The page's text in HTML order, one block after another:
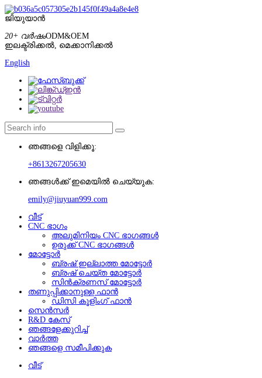
ജിയുയാൻ
20+ വർഷംODM&OEM
ഇലക്ട്രിക്കൽ, മെക്കാനിക്കൽ
English
ഞങ്ങളെ വിളിക്കൂ:
+8613267205630
ഞങ്ങൾക്ക് ഇമെയിൽ ചെയ്യുക:
emily@jiuyuan999.com
വീട്
CNC ഭാഗം
അലുമിനിയം CNC ഭാഗങ്ങൾ
ഉരുക്ക് CNC ഭാഗങ്ങൾ
മോട്ടോർ
ബ്രഷ് ഇല്ലാത്ത മോട്ടോർ
ബ്രഷ് ചെയ്ത മോട്ടോർ
സിൻക്രണസ് മോട്ടോർ
തണുപ്പിക്കാനുള്ള ഫാൻ
ഡിസി കൂളിംഗ് ഫാൻ
സെൻസർ
R&D കേസ്
ഞങ്ങളേക്കുറിച്ച്
വാർത്ത
ഞങ്ങളെ സമീപിക്കുക
വീട്